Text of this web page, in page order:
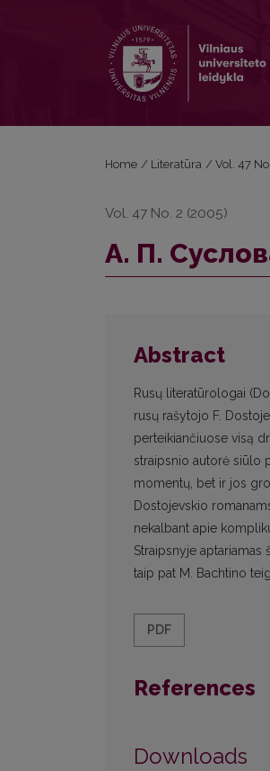
Home / Literatūra / Vol. 47
Vol. 47 No. 2 (2005)
А. П.
Abstract
Rusų literatūrologai
rusų rašytojo F.
perteikiančiuose visą
straipsnio autorė siūlo
momentų, bet ir jos
Dostojevskio
nekalbant apie
Straipsnyje
taip pat M. Bachtino
PDF
References
Downloads